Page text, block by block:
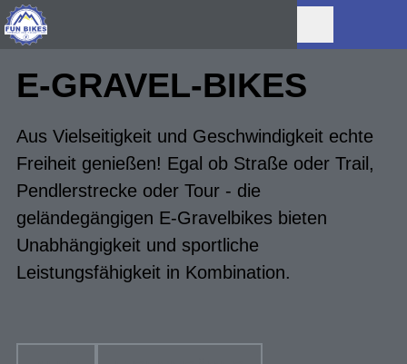
E-GRAVEL-BIKES
Aus Vielseitigkeit und Geschwindigkeit echte
Freiheit genießen! Egal ob Straße oder Trail,
Pendlerstrecke oder Tour - die
geländegängigen E-Gravelbikes bieten
Unabhängigkeit und sportliche
Leistungsfähigkeit in Kombination.